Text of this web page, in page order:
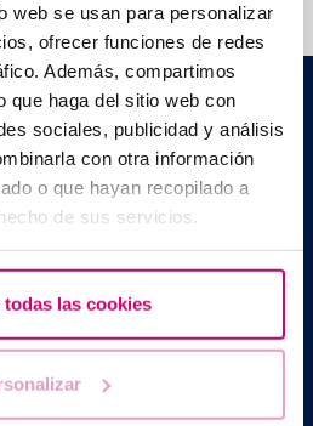
web se usan para personalizar
ofrecer funciones de redes
Además, compartimos
que haga del sitio web con
sociales, publicidad y análisis
con otra información
o que hayan recopilado a
de sus servicios.
las cookies
Espanya
homologat per la Generalitat de